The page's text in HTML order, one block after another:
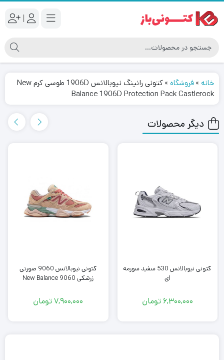
|
خانه »فروشگاه »
کتونی رانینگ نیوبالانس 1906D طوسی کرم New
Balance 1906D Protection Pack Castlerock
دیگر محصولات
کتونی نیوبالانس 530 سفید سورمه
ای
6,300,000 تومان
کتونی نیوبالانس 9060 صورتی
زرشکی New Balance 9060
7,900,000تومان